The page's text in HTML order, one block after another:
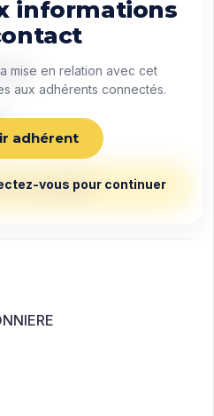
message
informations
mise en relation avec cet
aux adhérents connectés.
adhérent
vous pour continuer